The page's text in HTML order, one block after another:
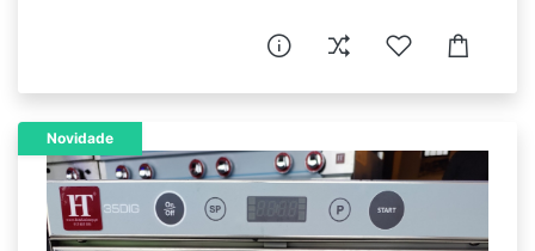
Novidade